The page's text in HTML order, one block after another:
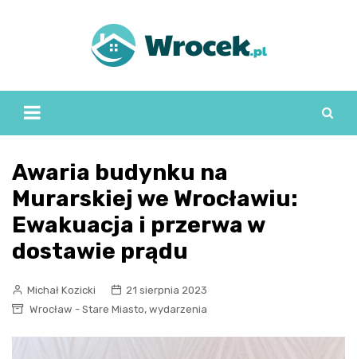
Awaria budynku na
Murarskiej we Wrocławiu:
Ewakuacja i przerwa w
dostawie prądu
Michał Kozicki
21 sierpnia 2023
Wrocław - Stare Miasto, wydarzenia